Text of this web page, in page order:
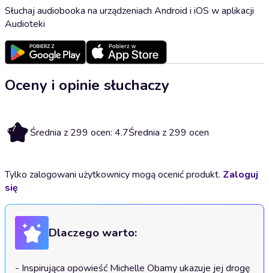
Słuchaj audiobooka na urządzeniach Android i iOS w aplikacji
Audioteki
Oceny i opinie słuchaczy
4.7 Średnia z 299 ocen: 4.7Średnia z 299 ocen
Tylko zalogowani użytkownicy mogą ocenić produkt. Zaloguj
się
Dlaczego warto:
- Inspirująca opowieść Michelle Obamy ukazuje jej drogę